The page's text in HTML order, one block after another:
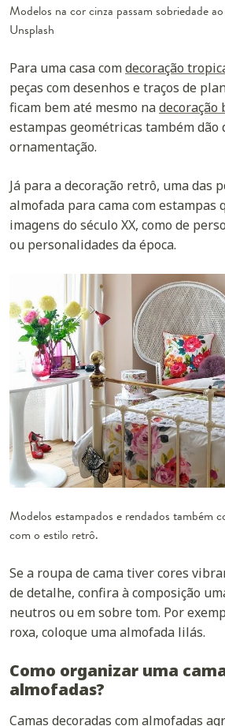
Modelos na cor cinza passam sobriedade
Unsplash
Para uma casa comdecoração
peças com desenhos e traços de
ficam bem até mesmo nadecoração
estampas geométricas também dão
ornamentação.
Já para a decoração retrô, uma das
almofada para cama com estampas
imagens do século XX, como de
ou personalidades da época.
Modelos estampados e rendados também
com o estilo retrô.
Se a roupa de cama tiver cores
de detalhe, confira à composição
neutros ou emsobre tom. Por
roxa, coloque uma almofada lilás.
Como organizar uma
almofadas?
Camas decoradas com almofadas